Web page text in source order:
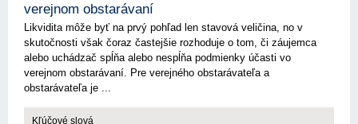
verejnom obstarávaní
Likvidita môže byť na prvý pohľad len stavová veličina, no v
skutočnosti však čoraz častejšie rozhoduje o tom, či záujemca
alebo uchádzač spĺňa alebo nespĺňa podmienky účasti vo
verejnom obstarávaní. Pre verejného obstarávateľa a
obstarávateľa je ...
Kľúčové slová